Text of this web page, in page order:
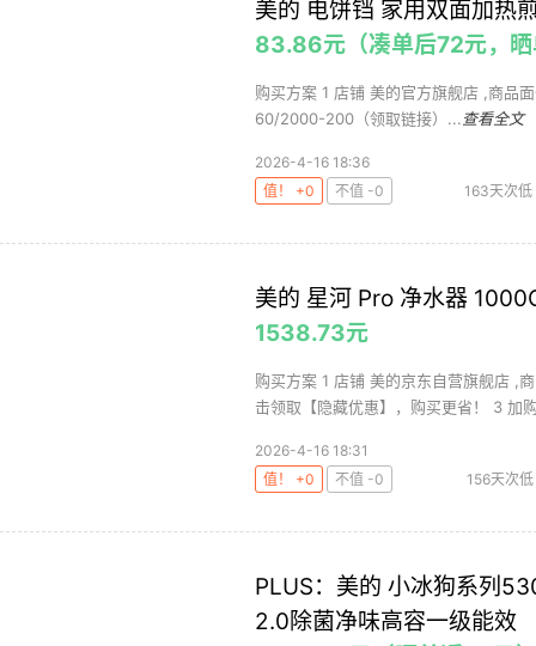
美的 电饼铛 家用双面加热
83.86元（凑单后72元，
购买方案 1 店铺 美的官方旗舰店 ,商
60/2000-200（领取链接）... 查看全文
2026-4-16 18:36
值！ +0
不值 -0 163天次低
美的 星河 Pro 净水器
1538.73元
购买方案 1 店铺 美的京东自营旗舰店 ,
击领取【隐藏优惠】，购买更省！ 3 加
2026-4-16 18:31
值！ +0
不值 -0 156天次低
PLUS：美的 小冰狗系列
2.0除菌净味高容一级能效